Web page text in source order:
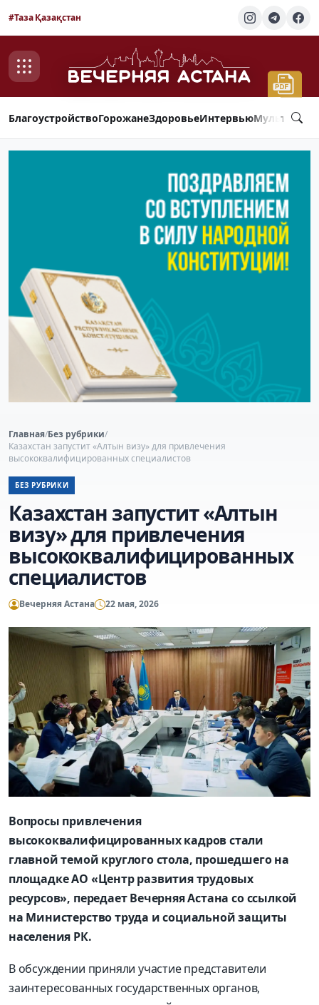
#Таза Қазақстан
БлагоустройствоГорожанеЗдоровьеИнтервью
Главная/Без рубрики/
Казахстан запустит «Алтын визу» для привлечения
высококвалифицированных специалистов
БЕЗ РУБРИКИ
Казахстан запустит «Алтын
визу» для привлечения
высококвалифицированных
специалистов
Вечерняя Астана 22 мая, 2026
Вопросы привлечения
высококвалифицированных кадров стали
главной темой круглого стола, прошедшего на
площадке АО «Центр развития трудовых
ресурсов», передает Вечерняя Астана со ссылкой
на Министерство труда и социальной защиты
населения РК.
В обсуждении приняли участие представители
заинтересованных государственных органов,